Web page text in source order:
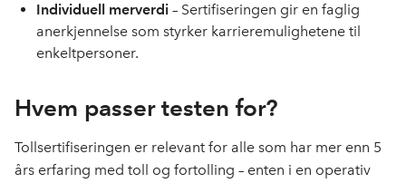
Individuell merverdi – Sertifiseringen gir en faglig
anerkjennelse som styrker karrieremulighetene til
enkeltpersoner.
Hvem passer testen for?
Tollsertifiseringen er relevant for alle som har mer enn 5
års erfaring med toll og fortolling – enten i en operativ